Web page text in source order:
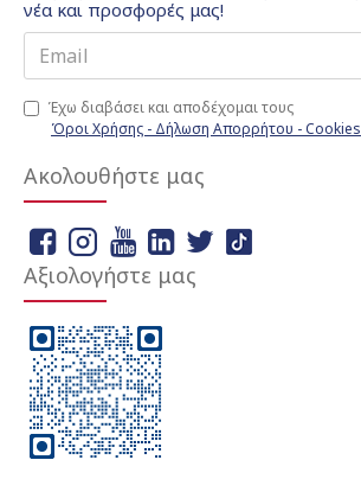
νέα και προσφορές μας!
Έχω διαβάσει και αποδέχομαι τους
Όροι Χρήσης - Δήλωση Απορρήτου - Cookies
Ακολουθήστε μας
Αξιολογήστε μας